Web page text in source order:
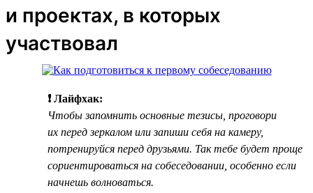
и проектах, в которых
участвовал
❗ Лайфхак:
Чтобы запомнить основные тезисы, проговори
их перед зеркалом или запиши себя на камеру,
потренируйся перед друзьями. Так тебе будет проще
сориентироваться на собеседовании, особенно если
начнешь волноваться.